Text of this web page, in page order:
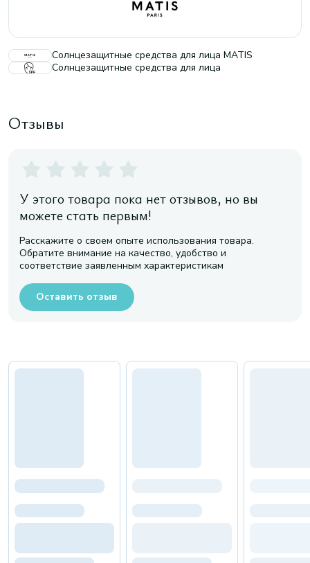
Солнцезащитные средства для лица MATIS
Солнцезащитные средства для лица
Отзывы
У этого товара пока нет отзывов, но вы
можете стать первым!
Расскажите о своем опыте использования товара.
Обратите внимание на качество, удобство и
соответствие заявленным характеристикам
Оставить отзыв